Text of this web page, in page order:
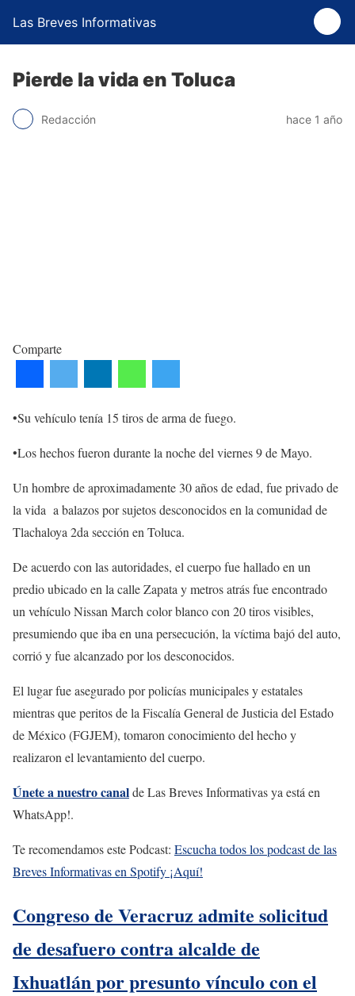
Las Breves Informativas
Pierde la vida en Toluca
Redacción hace 1 año
Comparte
•Su vehículo tenía 15 tiros de arma de fuego.
•Los hechos fueron durante la noche del viernes 9 de Mayo.
Un hombre de aproximadamente 30 años de edad, fue privado de
la vida a balazos por sujetos desconocidos en la comunidad de
Tlachaloya 2da sección en Toluca.
De acuerdo con las autoridades, el cuerpo fue hallado en un
predio ubicado en la calle Zapata y metros atrás fue encontrado
un vehículo Nissan March color blanco con 20 tiros visibles,
presumiendo que iba en una persecución, la víctima bajó del auto,
corrió y fue alcanzado por los desconocidos.
El lugar fue asegurado por policías municipales y estatales
mientras que peritos de la Fiscalía General de Justicia del Estado
de México (FGJEM), tomaron conocimiento del hecho y
realizaron el levantamiento del cuerpo.
Únete a nuestro canalde Las Breves Informativas ya está en
WhatsApp!.
Te recomendamos este Podcast: Escucha todos los podcast de las
Breves Informativas en Spotify ¡Aquí!
Congreso de Veracruz admite solicitud
de desafuero contra alcalde de
Ixhuatlán por presunto vínculo con el